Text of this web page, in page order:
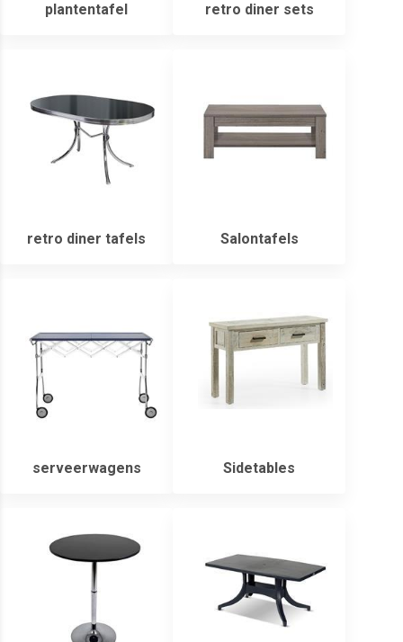
plantentafel retro diner sets
retro diner tafels Salontafels
serveerwagens Sidetables